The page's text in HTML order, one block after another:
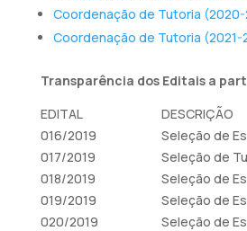
Coordenação de Tutoria (2020-
Coordenação de Tutoria (2021-
Transparência dos Editais a
EDITAL
DESCRIÇÃO
016/2019
Seleção de
017/2019
Seleção de
018/2019
Seleção de
019/2019
Seleção de
020/2019
Seleção de